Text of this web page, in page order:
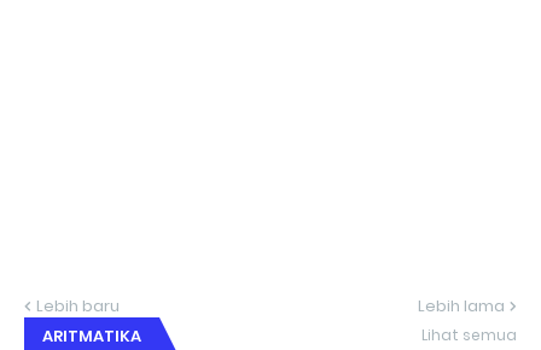
Lebih baru
Lebih lama
ARITMATIKA
Lihat semua